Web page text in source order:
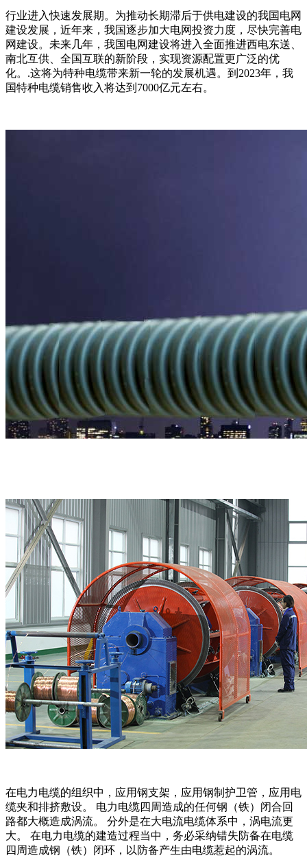
行业进入快速发展期。为推动长期滞后于供电建设的我国电网
建设发展，近年来，我国逐步加大电网投资力度，尽快完善电
网建设。未来几年，我国电网建设将进入全面推进西电东送、
南北互供、全国互联的新阶段，实现资源配置更广泛的优
化。.这将为特种电缆带来新一轮的发展机遇。到2023年，我
国特种电缆销售收入将达到7000亿元左右。
在电力电缆的组织中，应用钢支架，应用钢制护卫管，应用电
缆夹和排挤敷设。 电力电缆四周造成的任何钢（铁）闭合回
路都大概造成涡流。 分外是在大电流电缆体系中，涡电流更
大。 在电力电缆的建造过程当中，务必采纳错失防备在电缆
四周造成钢（铁）闭环，以防备产生由电缆惹起的涡流。